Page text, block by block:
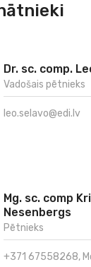
Dr. sc. comp.
Vadošais pētnieks
leo.selavo@edi.lv
Mg. sc. comp
Nesenbergs
Pētnieks
+371 67558268,